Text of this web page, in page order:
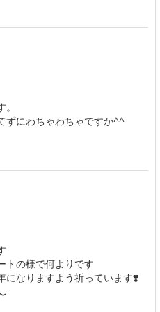
ずにわちゃわちゃですか^^
トの様で何よりです
になりますよう祈っています❣️